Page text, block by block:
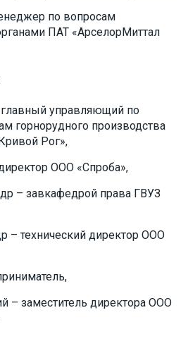
по вопросам
ПАТ «АрселорМиттал
управляющий по
горнорудного производства
Рог»,
ООО «Спроба»,
– завкафедрой права ГВУЗ
– технический директор ООО
– заместитель директора ООО